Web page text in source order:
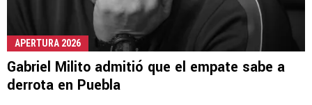
APERTURA 2026
Gabriel Milito admitió que el empate sabe a
derrota en Puebla